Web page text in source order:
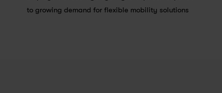
to growing demand for flexible mobility solutions